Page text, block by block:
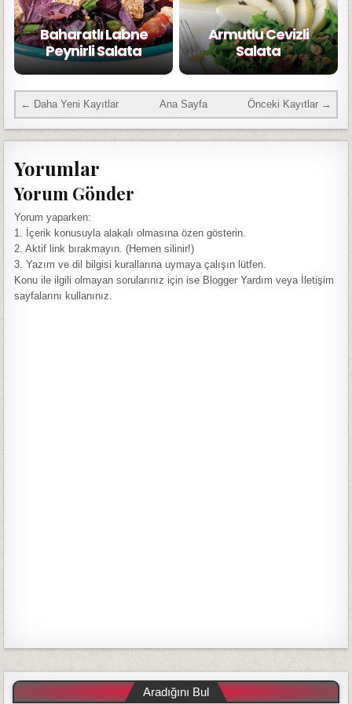
Baharatlı Labne
Peynirli Salata
Armutlu Cevizli
Salata
← Daha Yeni Kayıtlar Önceki Kayıtlar →
Ana Sayfa
Yorumlar
Yorum Gönder
Yorum yaparken:
1. İçerik konusuyla alakalı olmasına özen gösterin.
2. Aktif link bırakmayın. (Hemen silinir!)
3. Yazım ve dil bilgisi kurallarına uymaya çalışın lütfen.
Konu ile ilgili olmayan sorularınız için ise Blogger Yardım veya İletişim
sayfalarını kullanınız.
Aradığını Bul